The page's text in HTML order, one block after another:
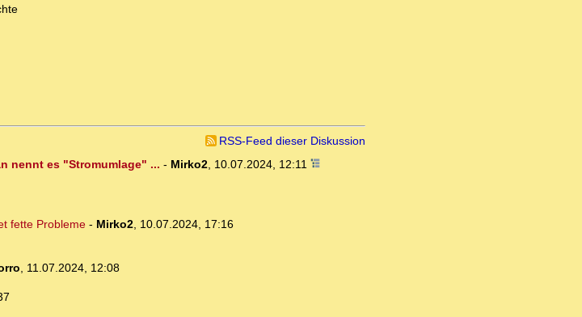
RSS-Feed dieser Diskussion
nennt es "Stromumlage" ... - Mirko2, 10.07.2024, 12:11
fette Probleme- Mirko2, 10.07.2024, 17:16
, 11.07.2024, 12:08